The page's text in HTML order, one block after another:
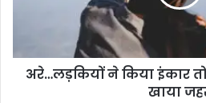
ने
अरे…लड़कियों ने किया इंकार
खाया